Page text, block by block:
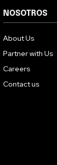
NOSOTROS
About Us
Partner with Us
Careers
Contact us